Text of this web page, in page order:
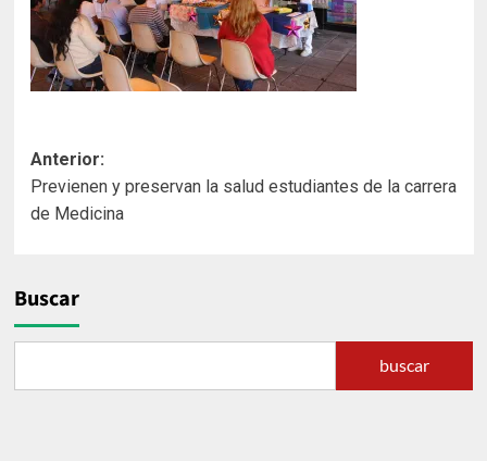
Navegación
de
Anterior:
Previenen y preservan la salud estudiantes de la carrera
de Medicina
Buscar
buscar